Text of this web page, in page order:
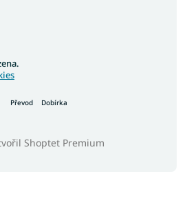
Převod Dobírka
Shoptet Premium